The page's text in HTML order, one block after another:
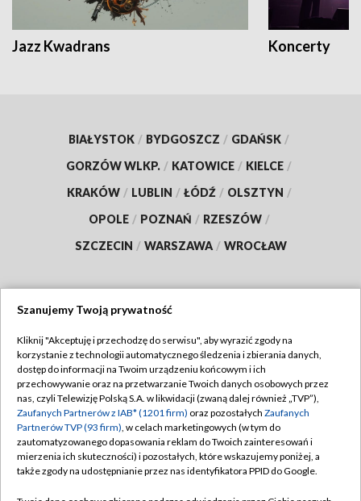
Jazz Kwadrans Koncerty
BIAŁYSTOK / BYDGOSZCZ / GDAŃSK /
GORZÓW WLKP. / KATOWICE / KIELCE /
KRAKÓW / LUBLIN / ŁÓDŹ / OLSZTYN /
OPOLE / POZNAŃ / RZESZÓW /
SZCZECIN / WARSZAWA / WROCŁAW
TVP
Abonament TVP
Emisja w TVP
Centrum informacji TVP
Naziemna Telewizja Cyfrowa
Regulamin TVP
Polityka prywatności
Moje zgody
Pomoc
Szanujemy Twoją prywatność
Kliknij "Akceptuję i przechodzę do serwisu", aby wyrazić zgody na
korzystanie z technologii automatycznego śledzenia i zbierania danych,
dostęp do informacji na Twoim urządzeniu końcowym i ich
przechowywanie oraz na przetwarzanie Twoich danych osobowych przez
nas, czyli Telewizję Polską S.A. w likwidacji (zwaną dalej również „TVP”),
Zaufanych Partnerów z IAB* (1201 firm) oraz pozostałych Zaufanych
Partnerów TVP (93 firm), w celach marketingowych (w tym do
zautomatyzowanego dopasowania reklam do Twoich zainteresowań i
mierzenia ich skuteczności) i pozostałych, które wskazujemy poniżej, a
także zgody na udostępnianie przez nas identyfikatora PPID do Google.